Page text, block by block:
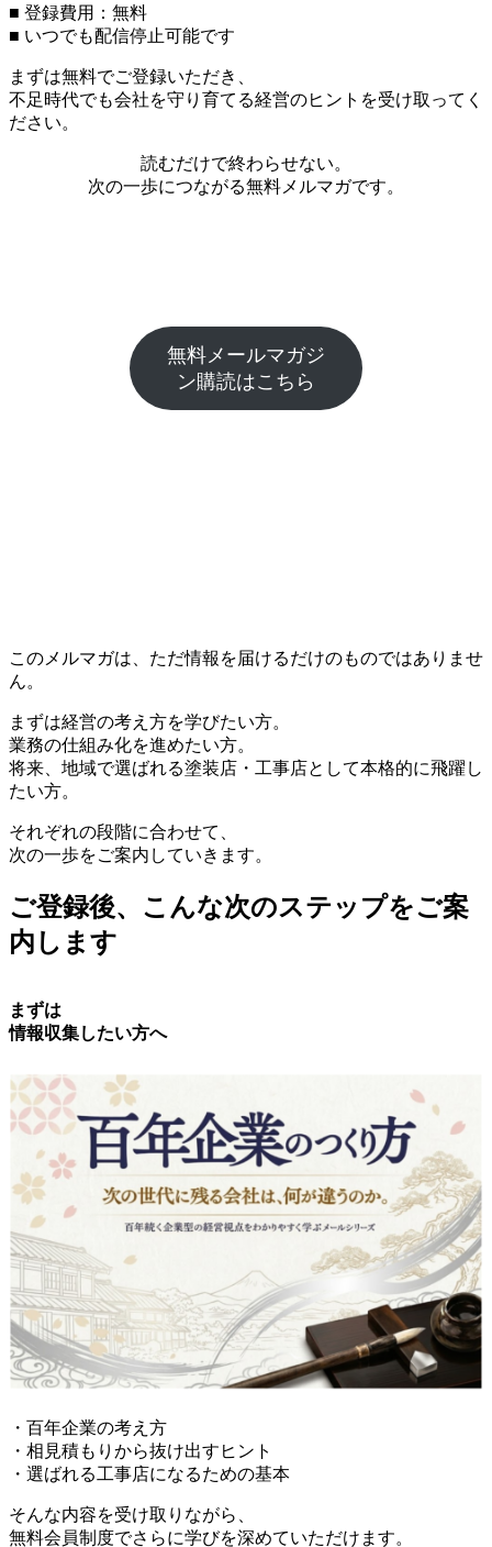
■ 登録費用：無料
■ いつでも配信停止可能です
まずは無料でご登録いただき、
不足時代でも会社を守り育てる経営のヒントを受け取ってく
ださい。
読むだけで終わらせない。
次の一歩につながる無料メルマガです。
無料メールマガジ
ン購読はこちら
このメルマガは、ただ情報を届けるだけのものではありませ
ん。
まずは経営の考え方を学びたい方。
業務の仕組み化を進めたい方。
将来、地域で選ばれる塗装店・工事店として本格的に飛躍し
たい方。
それぞれの段階に合わせて、
次の一歩をご案内していきます。
ご登録後、こんな次のステップをご案
内します
まずは
情報収集したい方へ
・百年企業の考え方
・相見積もりから抜け出すヒント
・選ばれる工事店になるための基本
そんな内容を受け取りながら、
無料会員制度でさらに学びを深めていただけます。